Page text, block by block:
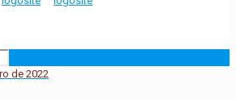
de 2022